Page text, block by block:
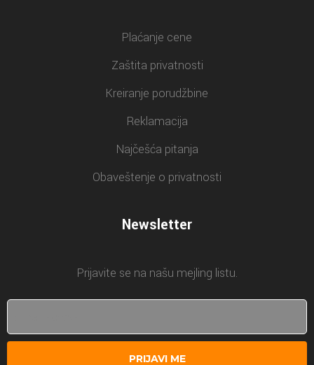
Plaćanje cene
Zaštita privatnosti
Kreiranje porudžbine
Reklamacija
Najčešća pitanja
Obaveštenje o privatnosti
Newsletter
Prijavite se na našu mejling listu.
PRIJAVI ME